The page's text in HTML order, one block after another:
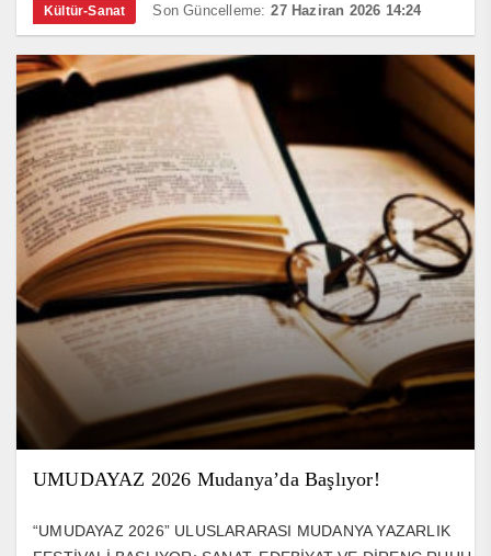
Kültür-Sanat Son Güncelleme: 27 Haziran 2026 14:24
UMUDAYAZ 2026 Mudanya’da Başlıyor!
“UMUDAYAZ 2026” ULUSLARARASI MUDANYA YAZARLIK